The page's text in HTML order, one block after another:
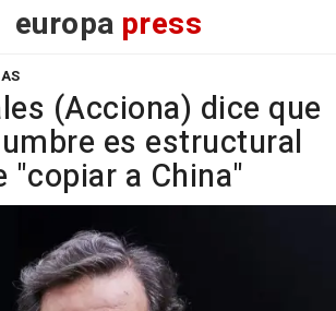
europa press
(Acciona) dice que
es estructural
"copiar a China"